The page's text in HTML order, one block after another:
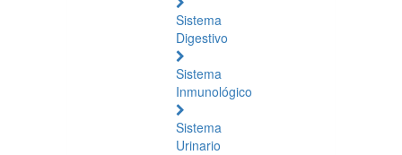
Sistema
Digestivo
Sistema
Inmunológico
Sistema
Urinario